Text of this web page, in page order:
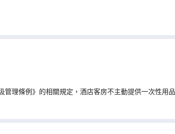
理條例》的相關規定，酒店客房不主動提供一次性用